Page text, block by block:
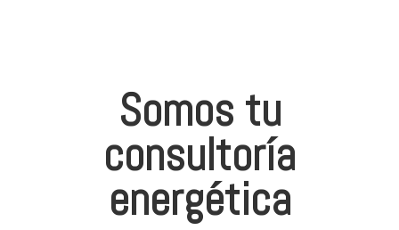
Somos tu
consultoría
energética